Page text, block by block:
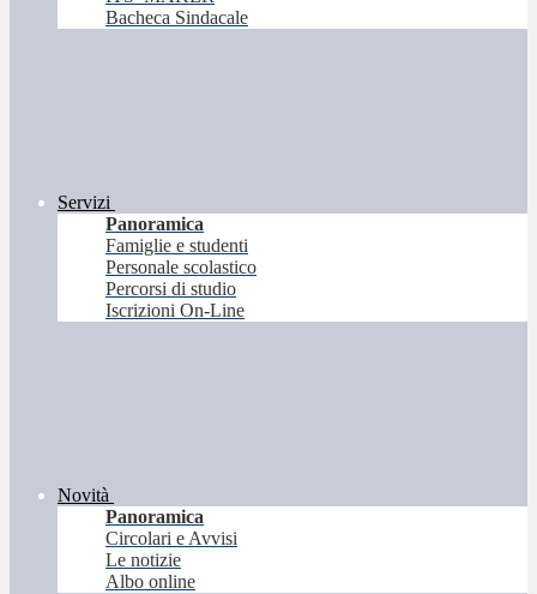
Bacheca Sindacale
Servizi
Panoramica
Famiglie e studenti
Personale scolastico
Percorsi di studio
Iscrizioni On-Line
Novità
Panoramica
Circolari e Avvisi
Le notizie
Albo online